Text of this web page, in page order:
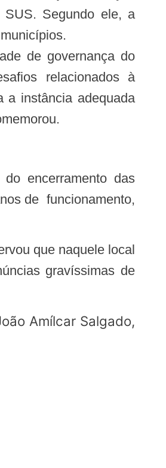
SUS. Segundo ele, a
de governança do
relacionados à
a instância adequada
de funcionamento,
gravíssimas de
Amílcar Salgado,